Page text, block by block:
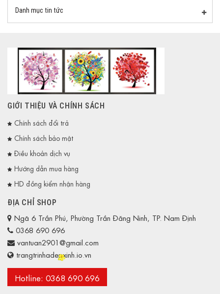
Danh mục tin tức
GIỚI THIỆU VÀ CHÍNH SÁCH
Chính sách đổi trả
Chính sách bảo mật
Điều khoản dịch vụ
Hướng dẫn mua hàng
HD đồng kiểm nhận hàng
ĐỊA CHỈ SHOP
Ngã 6 Trần Phú, Phường Trần Đăng Ninh, TP. Nam Định
0368 690 696
vantuan2901@gmail.com
trangtrinhadepxinh.io.vn
Hotline: 0368 690 696